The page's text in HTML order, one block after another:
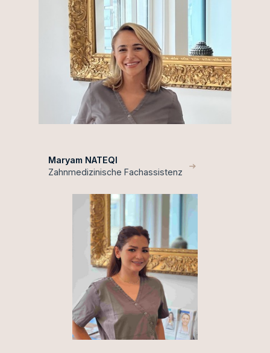
Maryam NATEQI
Zahnmedizinische Fachassistenz